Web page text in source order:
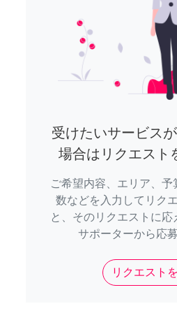
受けたいサービス
場合はリクエスト
ご希望内容、エリア、予
数などを入力してリク
と、そのリクエストに応
サポーターから応
リクエスト